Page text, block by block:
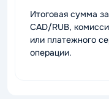
Итоговая сумма
CAD/RUB,
или платежного
операции.